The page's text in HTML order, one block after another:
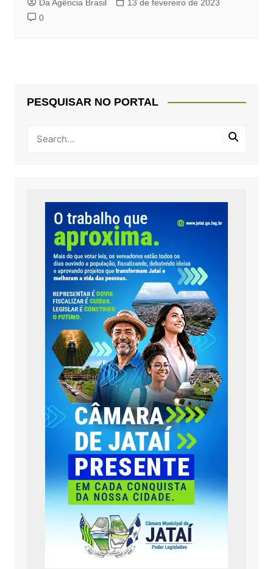
Da Agência Brasil
13 de fevereiro de 2023
0
PESQUISAR NO PORTAL